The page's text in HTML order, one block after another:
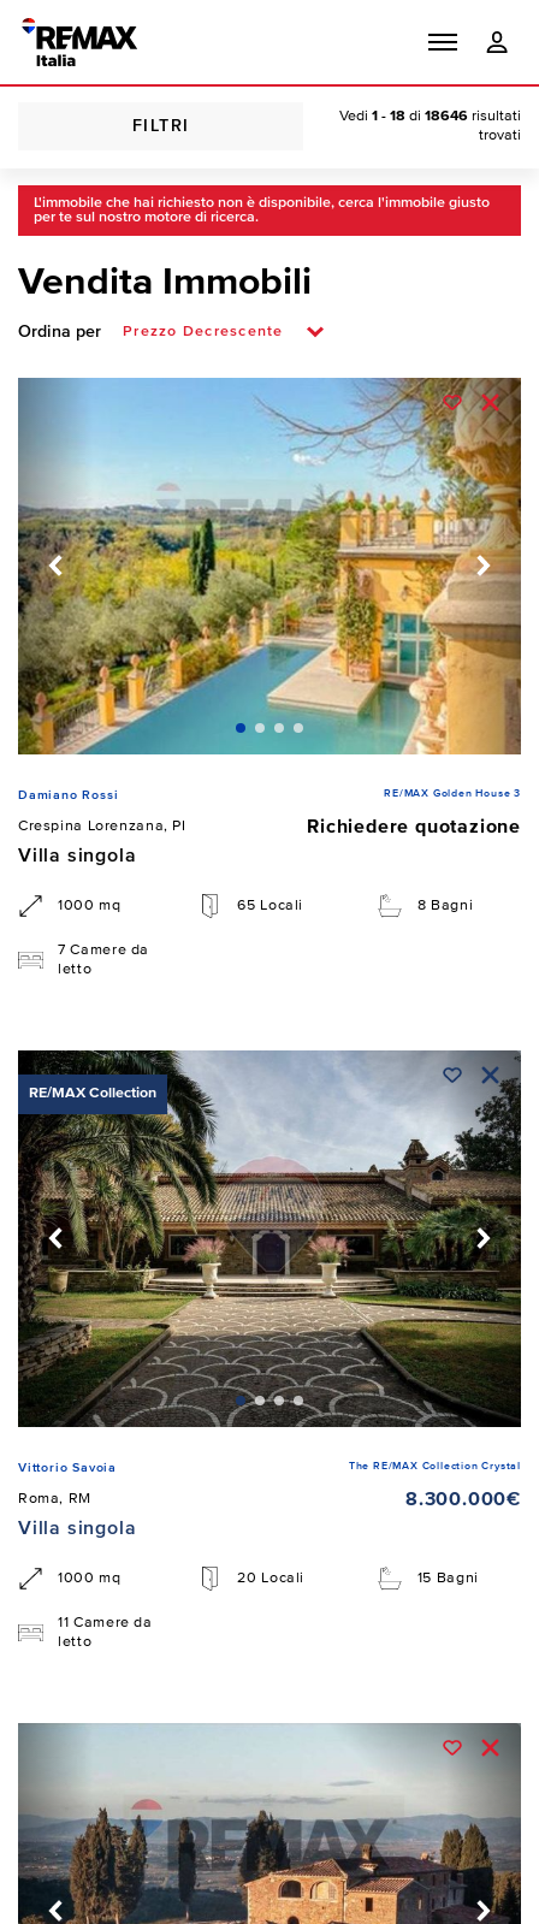
FILTRI
Vedi 1 - 18 di 18646 risultati
trovati
L'immobile che hai richiesto non è disponibile, cerca l'immobile giusto
per te sul nostro motore di ricerca.
Vendita Immobili
Ordina per
Damiano Rossi RE/MAX Golden House 3
Crespina Lorenzana, PI
Richiedere quotazione
Villa singola
1000 mq 65 Locali 8 Bagni
7 Camere da
letto
RE/MAX Collection
Vittorio Savoia The RE/MAX Collection Crystal
Roma, RM
8.300.000€
Villa singola
1000 mq 20 Locali 15 Bagni
11 Camere da
letto